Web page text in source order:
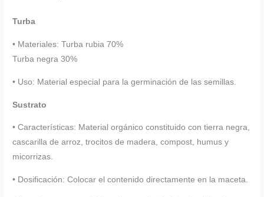
Turba
• Materiales: Turba rubia 70%
Turba negra 30%
• Uso: Material especial para la germinación de las semillas.
Sustrato
• Características: Material orgánico constituido con tierra negra,
cascarilla de arroz, trocitos de madera, compost, humus y
micorrizas.
• Dosificación: Colocar el contenido directamente en la maceta.